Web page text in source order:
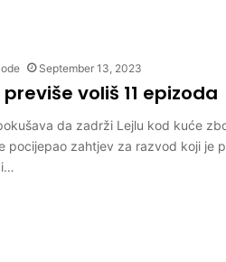
September 13, 2023
previše voliš 11 epizoda
da zadrži Lejlu kod kuće
pocijepao zahtjev za razvod koji je